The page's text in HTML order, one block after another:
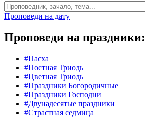
Проповеди на дату
Проповеди на праздники:
#Пасха
#Постная Триодь
#Цветная Триодь
#Праздники Богородичные
#Праздники Господни
#Двунадесятые праздники
#Страстная седмица